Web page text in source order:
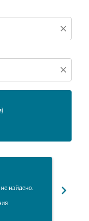
close
close
не найдено. chevron_right